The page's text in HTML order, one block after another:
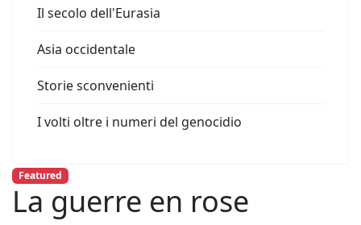
Il secolo dell'Eurasia
Asia occidentale
Storie sconvenienti
I volti oltre i numeri del genocidio
Featured
La guerre en rose